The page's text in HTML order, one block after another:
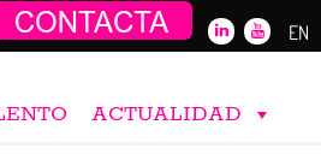
EN
ACTUALIDAD